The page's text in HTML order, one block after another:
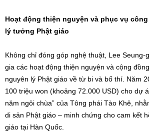
Hoạt động thiện nguyện và phục vụ
lý tưởng Phật giáo
Không chỉ đóng góp nghệ thuật, Lee Seung-
gia các hoạt động thiện nguyện và cộng
nguyên lý Phật giáo về từ bi và bố thí. Năm
100 triệu won (khoảng 72.000 USD) cho dự
năm ngôi chùa” của Tông phái Tào Khê,
di sản Phật giáo – minh chứng cho cam kết
giáo tại Hàn Quốc.